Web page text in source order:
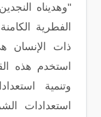
"وهديناه
الفطرية
ذات الإنسان
استخدم هذه
وتنمية
استعدادات